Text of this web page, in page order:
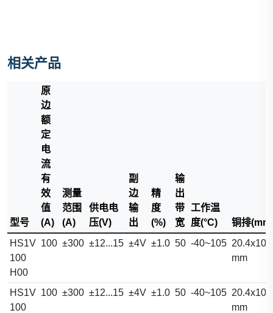
相关产品
型号
原
边
额
定
电
流
有
效
值
(A)
测量
范围
(A)
供电电
压(V)
副
边
输
出
精
度
(%)
输
出
带
宽
工作温
度(°C)
铜排
HS1V
100
H00
100 ±300 ±12...15 ±4V ±1.0 50 -40~105
mm
HS1V
100
100 ±300 ±12...15 ±4V ±1.0 50 -40~105
mm